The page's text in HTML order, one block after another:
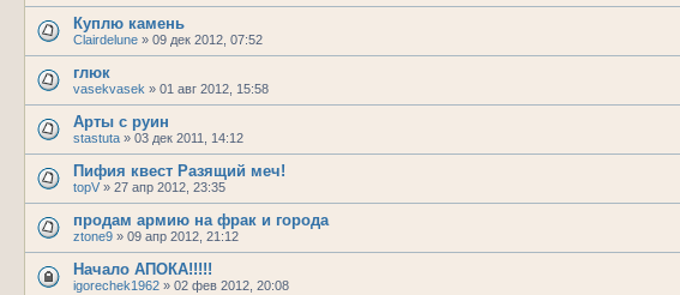
Куплю камень
Clairdelune » 09 дек 2012, 07:52
глюк
vasekvasek » 01 авг 2012, 15:58
Арты с руин
stastuta » 03 дек 2011, 14:12
Пифия квест Разящий меч!
topV » 27 апр 2012, 23:35
продам армию на фрак и города
ztone9 » 09 апр 2012, 21:12
Начало АПОКА!!!!!
igorechek1962 » 02 фев 2012, 20:08